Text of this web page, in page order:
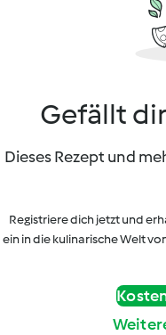
Gefällt
Dieses Rezept und
Registriere dich jetzt und
ein in die kulinarische Welt